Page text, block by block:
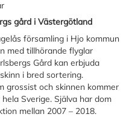
gård i Västergötland
församling i Hjo kommun
med tillhörande flyglar
Gård kan erbjuda
i bred sortering.
grossist och skinnen kommer
Sverige. Själva har dom
mellan 2007 – 2018.